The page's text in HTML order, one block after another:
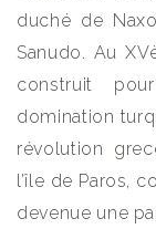
duché de
Sanudo. Au
construit
domination
révolution
l’île de Paros,
devenue une